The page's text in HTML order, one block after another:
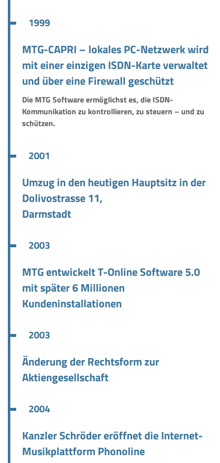
1999
MTG-CAPRI – lokales PC-Netzwerk wird
mit einer einzigen ISDN-Karte verwaltet
und über eine Firewall geschützt
Die MTG Software ermöglichst es, die ISDN-
Kommunikation zu kontrollieren, zu steuern – und zu
schützen.
2001
Umzug in den heutigen Hauptsitz in der
Dolivostrasse 11,
Darmstadt
2003
MTG entwickelt T-Online Software 5.0
mit später 6 Millionen
Kundeninstallationen
2003
Änderung der Rechtsform zur
Aktiengesellschaft
2004
Kanzler Schröder eröffnet die Internet-
Musikplattform Phonoline